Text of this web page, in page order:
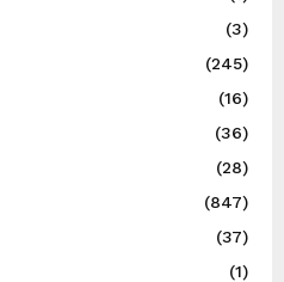
(3)
(245)
(16)
(36)
(28)
(847)
(37)
(1)